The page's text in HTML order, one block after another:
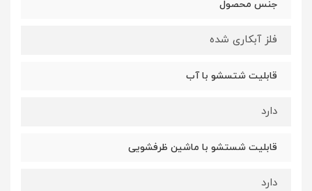
جنس محصول
فلز آبکاری شده
قابلیت شتسشو با آب
دارد
قابلیت شستشو با ماشین ظرفشویی
دارد